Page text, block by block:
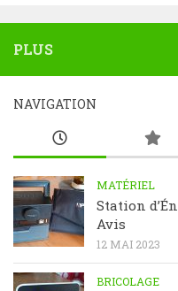
PLUS
NAVIGATION
MATÉRIEL
Station
Avis
12 MAI 2023
BRICOLAGE